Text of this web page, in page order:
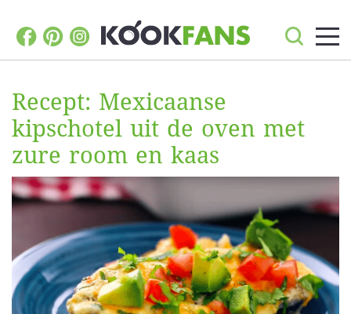
Recept: Mexicaanse
kipschotel uit de oven met
zure room en kaas